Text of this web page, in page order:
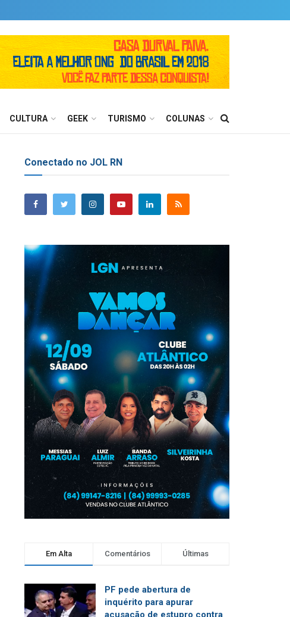
CULTURA GEEK TURISMO COLUNAS
Conectado no JOL RN
Em Alta Comentários Últimas
PF pede abertura de
inquérito para apurar
acusação de estupro contra